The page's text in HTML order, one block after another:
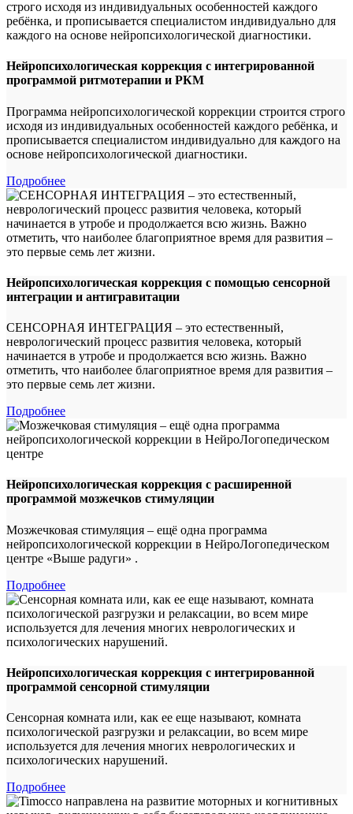
Нейропсихологическая коррекция с интегрированной
программой ритмотерапии и РКМ
Программа нейропсихологической коррекции строится строго
исходя из индивидуальных особенностей каждого ребёнка, и
прописывается специалистом индивидуально для каждого на
основе нейропсихологической диагностики.
Подробнее
Нейропсихологическая коррекция с помощью сенсорной
интеграции и антигравитации
СЕНСОРНАЯ ИНТЕГРАЦИЯ – это естественный,
неврологический процесс развития человека, который
начинается в утробе и продолжается всю жизнь. Важно
отметить, что наиболее благоприятное время для развития –
это первые семь лет жизни.
Подробнее
Нейропсихологическая коррекция с расширенной
программой мозжечков стимуляции
Мозжечковая стимуляция – ещё одна программа
нейропсихологической коррекции в НейроЛогопедическом
центре «Выше радуги» .
Подробнее
Нейропсихологическая коррекция с интегрированной
программой сенсорной стимуляции
Сенсорная комната или, как ее еще называют, комната
психологической разгрузки и релаксации, во всем мире
используется для лечения многих неврологических и
психологических нарушений.
Подробнее